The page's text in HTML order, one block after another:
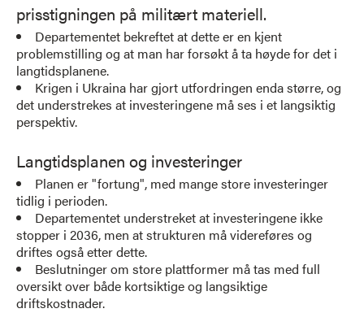
prisstigningen på militært materiell.
Departementet bekreftet at dette er en kjent
problemstilling og at man har forsøkt å ta høyde for det i
langtidsplanene.
Krigen i Ukraina har gjort utfordringen enda større, og
det understrekes at investeringene må ses i et langsiktig
perspektiv.
Langtidsplanen og investeringer
Planen er "fortung", med mange store investeringer
tidlig i perioden.
Departementet understreket at investeringene ikke
stopper i 2036, men at strukturen må videreføres og
driftes også etter dette.
Beslutninger om store plattformer må tas med full
oversikt over både kortsiktige og langsiktige
driftskostnader.